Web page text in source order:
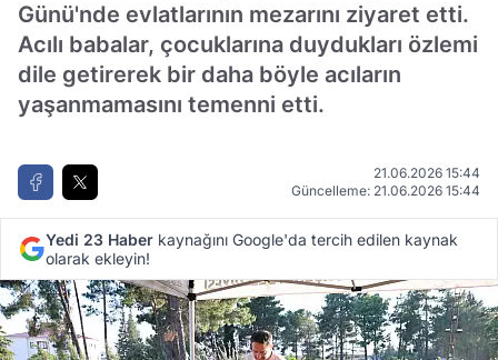
Günü'nde evlatlarının mezarını ziyaret etti.
Acılı babalar, çocuklarına duydukları özlemi
dile getirerek bir daha böyle acıların
yaşanmamasını temenni etti.
21.06.2026 15:44
Güncelleme: 21.06.2026 15:44
Yedi 23 Haber kaynağını Google'da tercih edilen kaynak
olarak ekleyin!